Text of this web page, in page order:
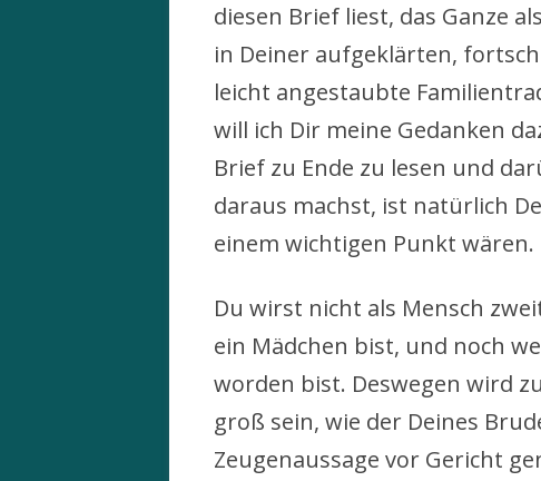
diesen Brief liest, das Ganze
in Deiner aufgeklärten,
leicht angestaubte
will ich Dir meine Gedanken
Brief zu Ende zu lesen und
daraus machst, ist natürlich
einem wichtigen Punkt wären.
Du wirst nicht als Mensch
ein Mädchen bist, und noch
worden bist. Deswegen wird
groß sein, wie der Deines
Zeugenaussage vor Gericht